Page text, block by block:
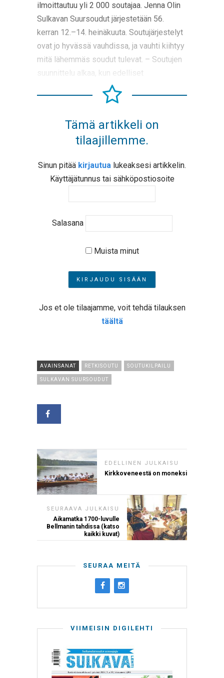
ilmoittautuu yli 2 000 soutajaa. Jenna Olin
Sulkavan Suursoudut järjestetään 56.
kerran 12.–14. heinäkuuta. Soutujärjestelyt
ovat jo hyvässä vauhdissa, ja vauhti kiihtyy
mitä lähemmäs soudut tulevat. – Soutujen
suunnittelu alkaa, kun edelliset
Tämä artikkeli on
tilaajillemme.
Sinun pitää kirjautua lukeaksesi artikkelin.
Käyttäjätunnus tai sähköpostiosoite
Salasana
Muista minut
Jos et ole tilaajamme, voit tehdä tilauksen
täältä
AVAINSANAT RETKISOUTU SOUTUKILPAILU
SULKAVAN SUURSOUDUT
EDELLINEN JULKAISU
Kirkkoveneestä on moneksi
SEURAAVA JULKAISU
Aikamatka 1700-luvulle
Bellmanin tahdissa (katso
kaikki kuvat)
SEURAA MEITÄ
VIIMEISIN DIGILEHTI